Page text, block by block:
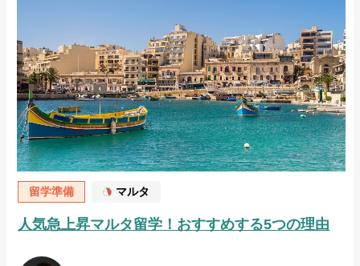
留学準備 マルタ
人気急上昇マルタ留学！おすすめする5つの理由